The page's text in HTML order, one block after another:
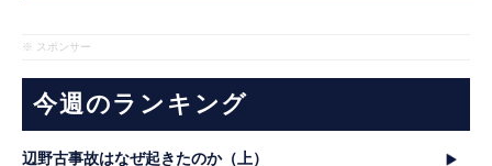
※ スポンサー
今週のランキング
辺野古事故はなぜ起きたのか（上）